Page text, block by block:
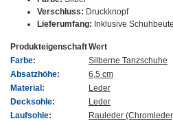
Verschluss: Druckknopf
Lieferumfang: Inklusive
ProdukteigenschaftWert
Farbe:
Silberne Tanzschuhe
Absatzhöhe:
6,5 cm
Material:
Leder
Decksohle:
Leder
Laufsohle:
Rauleder